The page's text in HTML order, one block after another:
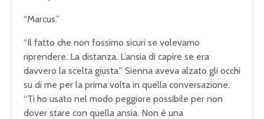
“Marcus.”
“Il fatto che non fossimo sicuri se volevamo
riprendere. La distanza. L’ansia di capire se era
davvero la scelta giusta.” Sienna aveva alzato gli occhi
su di me per la prima volta in quella conversazione.
“Ti ho usato nel modo peggiore possibile per non
dover stare con quella ansia. Non è una